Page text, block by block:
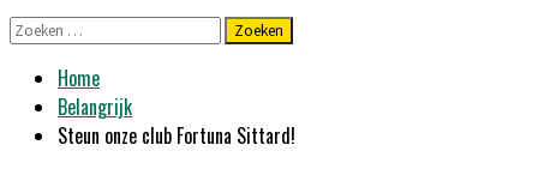
Zoeken
naar:
Home
Belangrijk
Steun onze club Fortuna Sittard!